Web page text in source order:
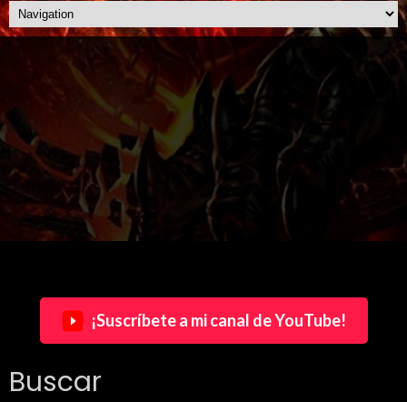
¡Suscríbete a mi canal de YouTube!
Buscar